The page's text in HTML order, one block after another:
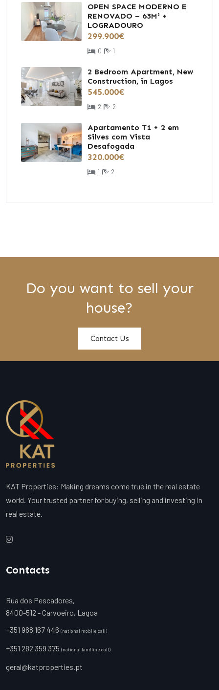
OPEN SPACE MODERNO E
RENOVADO – 63M² +
LOGRADOURO
299.900€
0 1
2 Bedroom Apartment, New
Construction, in Lagos
545.000€
2 2
Apartamento T1 + 2 em
Silves com Vista
Desafogada
320.000€
1 2
Do you want to sell your
house?
Contact Us
KAT Properties: Making dreams come true in the real estate
world. Your trusted partner for buying, selling and investing in
real estate.
Contacts
Rua dos Pescadores,
8400-512 - Carvoeiro, Lagoa
+351 968 167 446 (national mobile call)
+351 282 359 375 (national landline call)
geral@katproperties.pt